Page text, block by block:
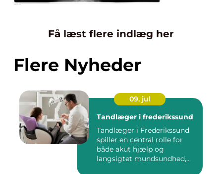
Få læst flere indlæg her
Flere Nyheder
09. jul
Tandlæger i frederikssund
Tandlæger i Frederikssund
spiller en central rolle for
både akut hjælp og
langsigtet mundsundhed,